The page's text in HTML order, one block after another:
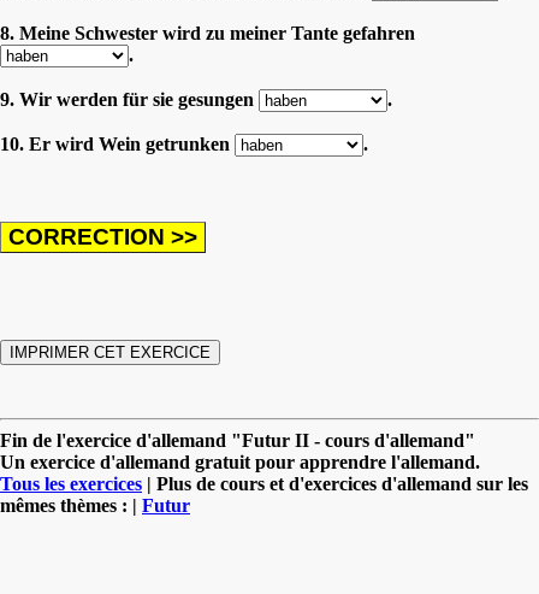
8. Meine Schwester wird zu meiner Tante gefahren
.
9. Wir werden für sie gesungen .
10. Er wird Wein getrunken .
Fin de l'exercice d'allemand "Futur II - cours d'allemand"
Un exercice d'allemand gratuit pour apprendre l'allemand.
Tous les exercices | Plus de cours et d'exercices d'allemand sur les
mêmes thèmes : | Futur